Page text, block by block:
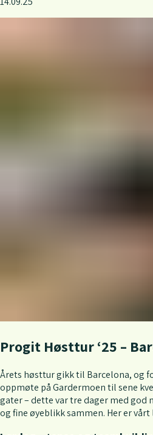
Progit Høsttur ‘25 –
Årets høsttur gikk til Barcelona, og
oppmøte på Gardermoen til sene
gater – dette var tre dager med
og fine øyeblikk sammen. Her er